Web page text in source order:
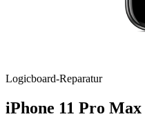
Logicboard-Reparatur
iPhone 11 Pro Max